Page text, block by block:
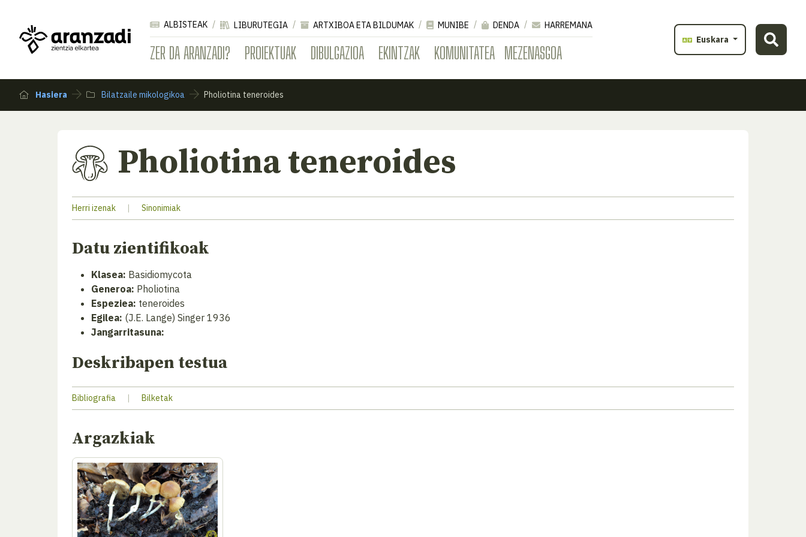
ZER DA ARANZADI? PROIEKTUAK DIBULGAZIOA EKINTZAK KOMUNITATEA MEZENASGOA
ALBISTEAK LIBURUTEGIA ARTXIBOA ETA BILDUMAK MUNIBE DENDA
HARREMANA
Euskara
Hasiera Bilatzaile mikologikoa Pholiotina teneroides
Pholiotina teneroides
Herri izenak | Sinonimiak
Datu zientifikoak
Klasea: Basidiomycota
Generoa: Pholiotina
Espeziea: teneroides
Egilea: (J.E. Lange) Singer 1936
Jangarritasuna:
Deskribapen testua
Bibliografia | Bilketak
Argazkiak